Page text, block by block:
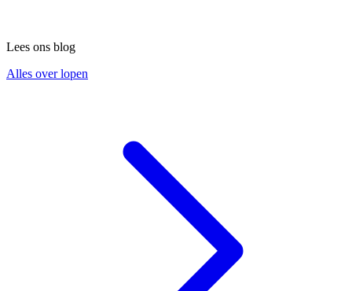
Lees ons blog
Alles over lopen